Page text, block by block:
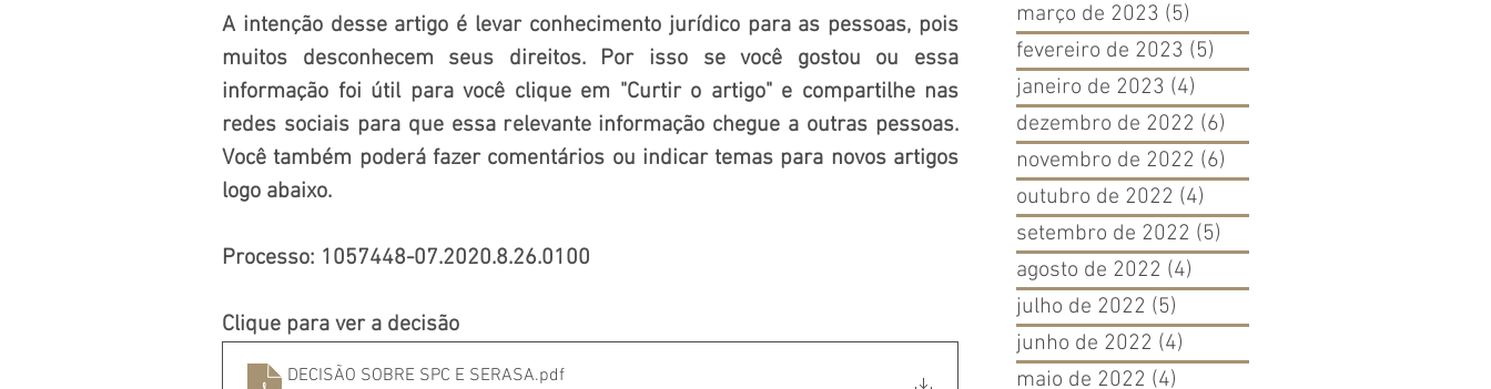
A intenção desse artigo é levar conhecimento jurídico para as pessoas, pois
muitos desconhecem seus direitos. Por isso se você gostou ou essa
informação foi útil para você clique em "Curtir o artigo" e compartilhe nas
redes sociais para que essa relevante informação chegue a outras pessoas.
Você também poderá fazer comentários ou indicar temas para novos artigos
logo abaixo.
Processo: 1057448-07.2020.8.26.0100
Clique para ver a decisão
DECISÃO SOBRE SPC E SERASA.pdf
março de 2023 (5)
fevereiro de 2023 (5)
janeiro de 2023 (4)
dezembro de 2022 (6)
novembro de 2022 (6)
outubro de 2022 (4)
setembro de 2022 (5)
agosto de 2022 (4)
julho de 2022 (5)
junho de 2022 (4)
maio de 2022 (4)